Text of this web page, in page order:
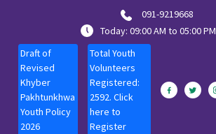
091-9219668
Today: 09:00 AM to 05:00 PM
Draft of
Revised
Khyber
Pakhtunkhwa
Youth Policy
2026
Total Youth
Volunteers
Registered:
2592. Click
here to
Register